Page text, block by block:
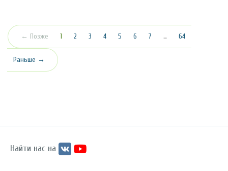
← Позже 1 (текущая)
2 3 4 5 6 7 … 64
Раньше →
Найти нас на